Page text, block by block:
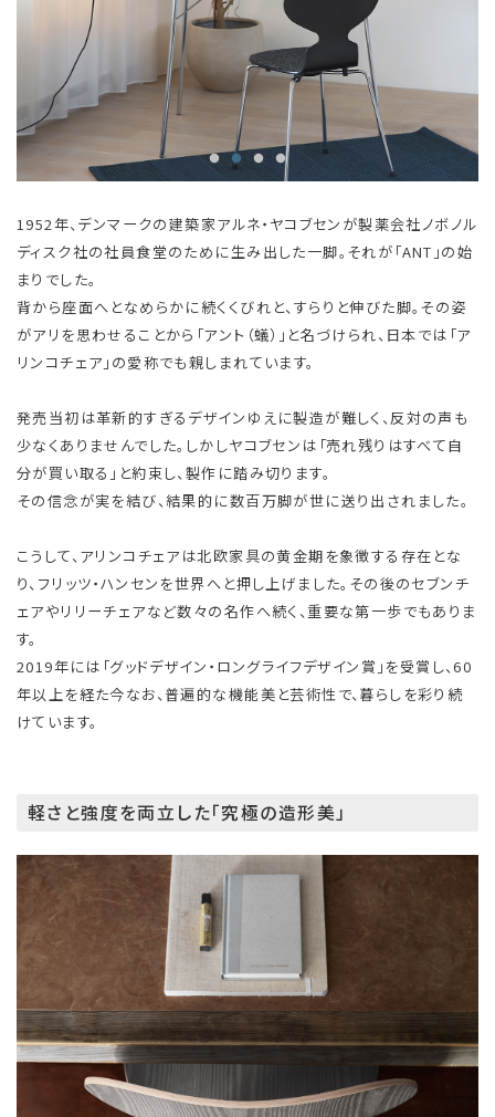
1952年、デンマークの建築家アルネ・ヤコブセンが製薬会社ノボノル
ディスク社の社員食堂のために生み出した一脚。それが「ANT」の始
まりでした。
背から座面へとなめらかに続くくびれと、すらりと伸びた脚。その姿
がアリを思わせることから「アント（蟻）」と名づけられ、日本では「ア
リンコチェア」の愛称でも親しまれています。
発売当初は革新的すぎるデザインゆえに製造が難しく、反対の声も
少なくありませんでした。しかしヤコブセンは「売れ残りはすべて自
分が買い取る」と約束し、製作に踏み切ります。
その信念が実を結び、結果的に数百万脚が世に送り出されました。
こうして、アリンコチェアは北欧家具の黄金期を象徴する存在とな
り、フリッツ・ハンセンを世界へと押し上げました。その後のセブンチ
ェアやリリーチェアなど数々の名作へ続く、重要な第一歩でもありま
す。
2019年には「グッドデザイン・ロングライフデザイン賞」を受賞し、60
年以上を経た今なお、普遍的な機能美と芸術性で、暮らしを彩り続
けています。
軽さと強度を両立した「究極の造形美」